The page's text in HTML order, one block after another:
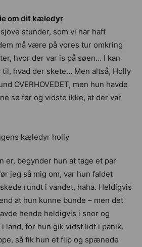
om dit kæledyr
stunder, som vi har haft
må være på vores tur omkring
hvor der var is på søen… I kan
hvad der skete… Men altså, Holly
OVERHOVEDET, men hun havde
sø før og vidste ikke, at der var
er, begynder hun at tage et par
jeg så mig om, var hun faldet
rundt i vandet, haha. Heldigvis
at hun kunne bunde – men det
hende heldigvis i snor og
land, for hun gik vidst lidt i panik.
så fik hun et flip og spænede